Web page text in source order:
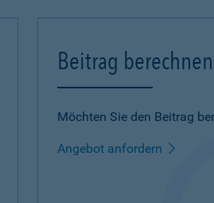
Beitrag berechnen
Möchten Sie den Beitrag
Angebot anfordern